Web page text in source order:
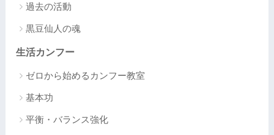
過去の活動
黒豆仙人の魂
生活カンフー
ゼロから始めるカンフー教室
基本功
平衡・バランス強化